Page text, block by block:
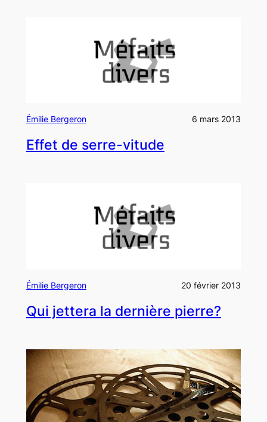
Émilie Bergeron 6 mars 2013
Effet de serre-vitude
Émilie Bergeron 20 février 2013
Qui jettera la dernière pierre?